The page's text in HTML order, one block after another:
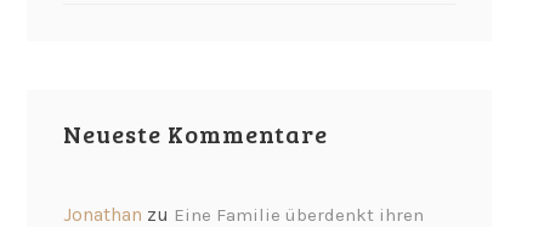
Neueste Kommentare
Jonathan zu Eine Familie überdenkt ihren